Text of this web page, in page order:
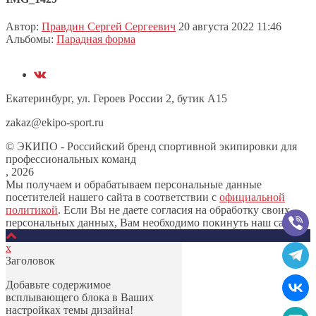
Автор: Правдин Сергей Сергеевич 20 августа 2022 11:46
Альбомы: Парадная форма
Екатеринбург, ул. Героев России 2, бутик А15
zakaz@ekipo-sport.ru
© ЭКИПО - Российский бренд спортивной экипировки для
профессиональных команд
, 2026
Мы получаем и обрабатываем персональные данные
посетителей нашего сайта в соответствии с официальной
политикой. Если Вы не даете согласия на обработку своих
персональных данных, Вам необходимо покинуть наш сайт.
х
Заголовок
Добавьте содержимое
всплывающего блока в Ваших
настройках темы дизайна!